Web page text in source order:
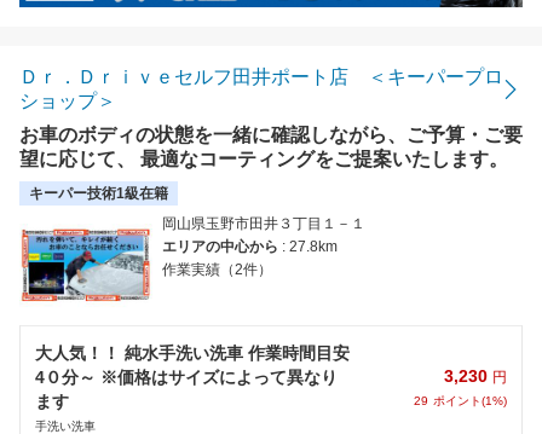
Ｄｒ．Ｄｒｉｖｅセルフ田井ポート店 ＜キーパープロ
ショップ＞
お車のボディの状態を一緒に確認しながら、ご予算・ご要
望に応じて、 最適なコーティングをご提案いたします。
キーパー技術1級在籍
岡山県玉野市田井３丁目１－１
エリアの中心から : 27.8km
作業実績（2件）
大人気！！ 純水手洗い洗車 作業時間目安
4０分～ ※価格はサイズによって異なり
ます
手洗い洗車
3,230 円
29 ポイント(1%)